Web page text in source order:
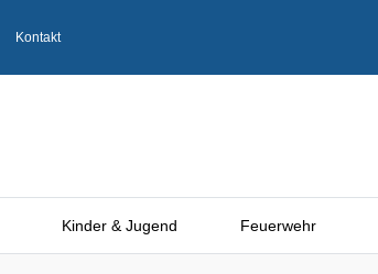
Kontakt
Kinder & Jugend Feuerwehr